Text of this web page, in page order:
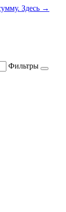
Здесь →
Фильтры